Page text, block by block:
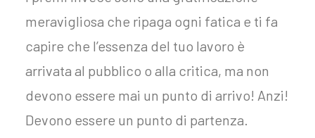
meravigliosa che ripaga ogni fatica e ti fa
capire che l’essenza del tuo lavoro è
arrivata al pubblico o alla critica, ma non
devono essere mai un punto di arrivo! Anzi!
Devono essere un punto di partenza.